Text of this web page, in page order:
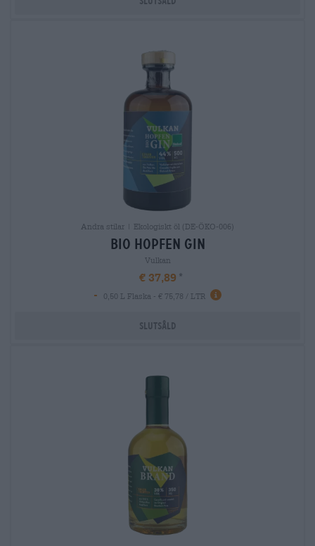
Andra stilar | Ekologiskt öl (DE-ÖKO-006)
bio hopfen gin
Vulkan
€ 37,89
-
0,50 L Flaska - € 75,78 / LTR
Slutsåld